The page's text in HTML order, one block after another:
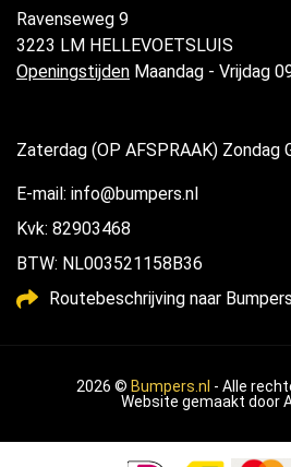
Ravenseweg 9
3223 LM HELLEVOETSLUIS
Openingstijden Maandag - Vrijdag
Zaterdag (OP AFSPRAAK) Zondag
E-mail: info@bumpers.nl
Kvk: 82903468
BTW: NL003521158B36
Routebeschrijving naar
2026 © Bumpers.nl - Alle
Website gemaakt door